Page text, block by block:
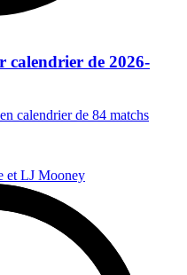
calendrier de 2026-
calendrier de 84 matchs